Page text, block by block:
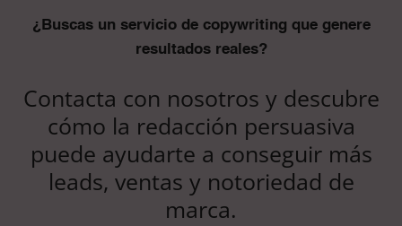
¿Buscas un servicio de copywriting que genere
resultados reales?
Contacta con nosotros y descubre
cómo la redacción persuasiva
puede ayudarte a conseguir más
leads, ventas y notoriedad de
marca.